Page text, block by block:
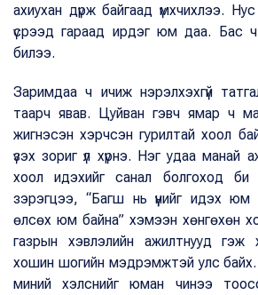
ахиухан дүрж байгаад үмхчихлээ.
үсрээд гараад ирдэг юм даа. Бас
билээ.
Заримдаа ч ичиж нэрэлхэхгүй
таарч явав. Цуйван гэвч ямар ч
жигнэсэн хэрчсэн гурилтай хоол
үзэх зориг үл хүрнэ. Нэг удаа манай
хоол идэхийг санал болгоход би
зэрэгцээ, “Багш нь үүнийг идэх
өлсөх юм байна” хэмээн хөнгөхөн
газрын хэвлэлийн ажилтнууд гэж
хошин шогийн мэдрэмжтэй улс байх.
миний хэлснийг юман чинээ